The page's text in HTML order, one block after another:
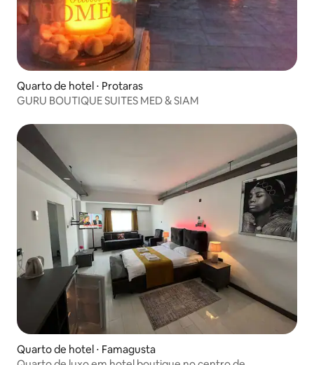
Quarto de hotel ⋅ Protaras
GURU BOUTIQUE SUITES MED & SIAM
Quarto de hotel ⋅ Famagusta